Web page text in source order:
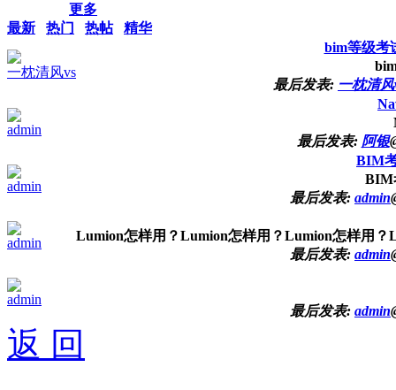
更多
最新
热门 热帖 精华
一枕清风vs
bim等级考
最后发表: 一枕清风
admin
最后发表: 阿银
admin
BIM
BIM
最后发表: admin
admin
Lumion怎样用？Lumion怎样用？Lumion怎样用
最后发表: admin
admin
最后发表: admin
返 回